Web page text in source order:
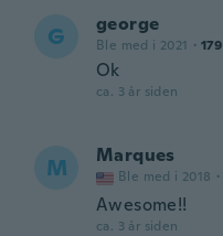
G george
Ble med i 2021 · 179
Ok
ca. 3 år siden
M Marques
Ble med i 2018 ·
Awesome!!
ca. 3 år siden